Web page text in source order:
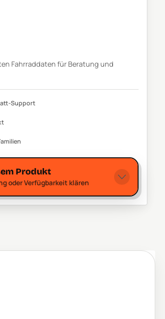
Fahrraddaten für Beratung und
Support
Produkt
oder Verfügbarkeit klären